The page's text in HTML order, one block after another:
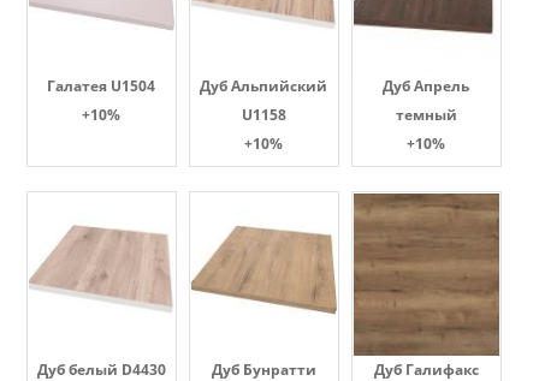
Галатея U1504
+10%
Дуб Альпийский
U1158
+10%
Дуб Апрель
темный
+10%
Дуб белый D4430
Дуб Бунратти
Дуб Галифакс